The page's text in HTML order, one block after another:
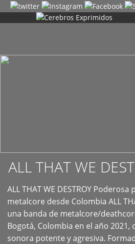
ALL THAT WE
ALL THAT WE DESTROY
metalcore desde Colombia ALL
una banda de metalcore/
Bogotá, Colombia en el año
sonora potente y agresiva.